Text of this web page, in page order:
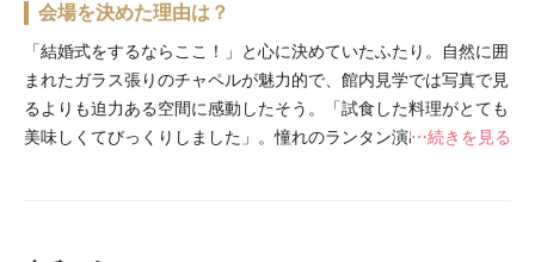
会場を決めた理由は？
「結婚式をするならここ！」と心に決めていたふたり。自然に囲
まれたガラス張りのチャペルが魅力的で、館内見学では写真で見
るよりも迫力ある空間に感動したそう。「試食した料理がとても
美味しくてびっくりしました」。憧れのランタン演出など大好き
続きを見る